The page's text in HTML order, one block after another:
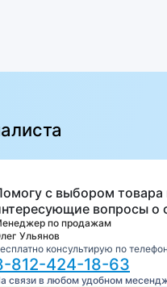
с выбором товара
вопросы о
по продажам
Ульянов
консультирую по
812-424-18-63
связи в любом удобном